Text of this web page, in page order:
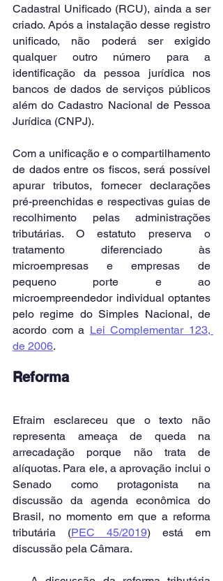
Cadastral Unificado (RCU), ainda a ser
criado. Após a instalação desse registro
unificado, não poderá ser exigido
qualquer outro número para a
identificação da pessoa jurídica nos
bancos de dados de serviços públicos
além do Cadastro Nacional de Pessoa
Jurídica (CNPJ).
Com a unificação e o compartilhamento
de dados entre os fiscos, será possível
apurar tributos, fornecer declarações
pré-preenchidas e respectivas guias de
recolhimento pelas administrações
tributárias. O estatuto preserva o
tratamento diferenciado às
microempresas e empresas de
pequeno porte e ao
microempreendedor individual optantes
pelo regime do Simples Nacional, de
acordo com a Lei Complementar 123,
de 2006.
Reforma
Efraim esclareceu que o texto não
representa ameaça de queda na
arrecadação porque não trata de
alíquotas. Para ele, a aprovação inclui o
Senado como protagonista na
discussão da agenda econômica do
Brasil, no momento em que a reforma
tributária (PEC 45/2019) está em
discussão pela Câmara.